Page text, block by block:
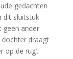
gedachten
dit sluitstuk
geen ander
dochter draagt
op de rug’.